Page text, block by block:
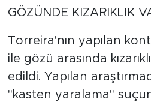
GÖZÜNDE KIZARIKLIK
Torreira'nın yapılan
ile gözü arasında
edildi. Yapılan
"kasten yaralama"